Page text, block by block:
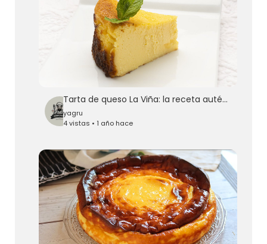
Tarta de queso La Viña: la receta auténtica con Eva Arguiñano // Cocina Abierta
yagru
4 vistas • 1 año hace